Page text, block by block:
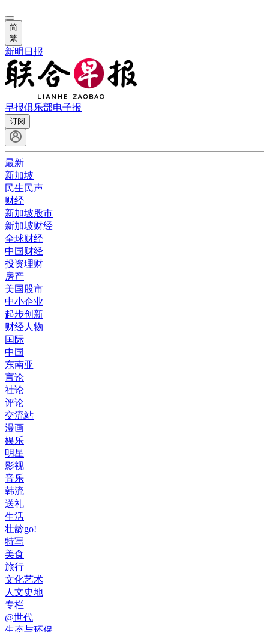
简
繁
新明日报
早报俱乐部电子报
订阅
最新
新加坡
民生民声
财经
新加坡股市
新加坡财经
全球财经
中国财经
投资理财
房产
美国股市
中小企业
起步创新
财经人物
国际
中国
东南亚
言论
社论
评论
交流站
漫画
娱乐
明星
影视
音乐
韩流
送礼
生活
壮龄go!
特写
美食
旅行
文化艺术
人文史地
专栏
@世代
生态与环保